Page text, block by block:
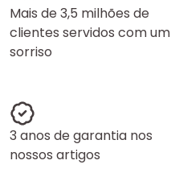
Mais de 3,5 milhões de
clientes servidos com um
sorriso
3 anos de garantia nos
nossos artigos